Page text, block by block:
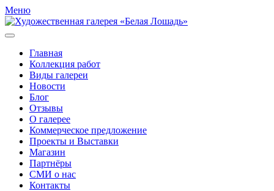
Меню
Главная
Коллекция работ
Виды галереи
Новости
Блог
Отзывы
О галерее
Коммерческое предложение
Проекты и Выставки
Магазин
Партнёры
СМИ о нас
Контакты